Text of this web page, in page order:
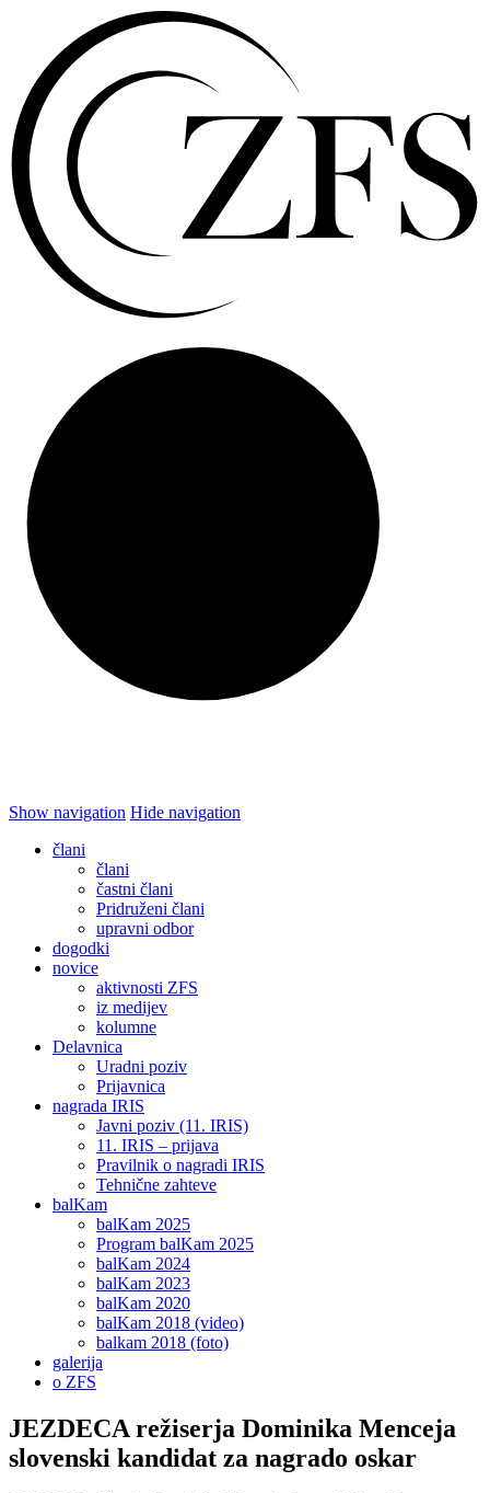
Show navigation Hide navigation
člani
člani
častni člani
Pridruženi člani
upravni odbor
dogodki
novice
aktivnosti ZFS
iz medijev
kolumne
Delavnica
Uradni poziv
Prijavnica
nagrada IRIS
Javni poziv (11. IRIS)
11. IRIS – prijava
Pravilnik o nagradi IRIS
Tehnične zahteve
balKam
balKam 2025
Program balKam 2025
balKam 2024
balKam 2023
balKam 2020
balKam 2018 (video)
balkam 2018 (foto)
galerija
o ZFS
JEZDECA režiserja Dominika Menceja
slovenski kandidat za nagrado oskar